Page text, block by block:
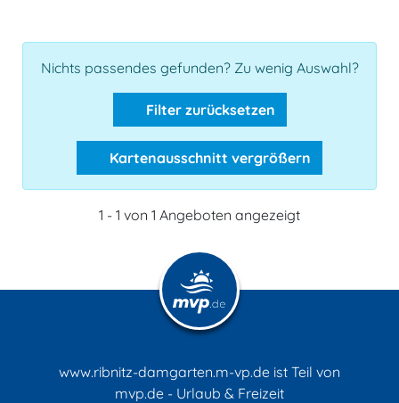
Nichts passendes gefunden? Zu wenig Auswahl?
Filter zurücksetzen
Kartenausschnitt vergrößern
1 - 1 von 1 Angeboten angezeigt
www.ribnitz-damgarten.m-vp.de ist Teil von
mvp.de - Urlaub & Freizeit